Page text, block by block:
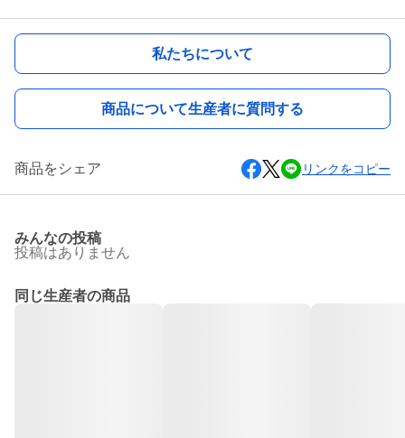
私たちについて
商品について生産者に質問する
商品をシェア リンクをコピー
みんなの投稿
投稿はありません
同じ生産者の商品